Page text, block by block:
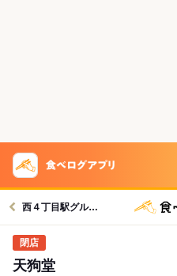
西４丁目駅グルメへ
天狗堂